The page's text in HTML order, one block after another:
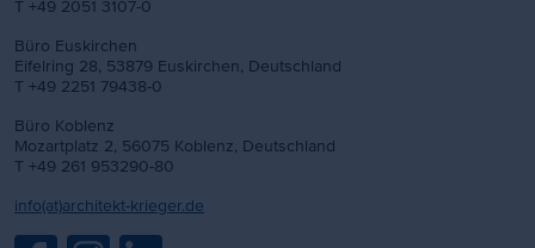
T +49 2051 3107-0
Büro Euskirchen
Eifelring 28, 53879 Euskirchen, Deutschland
T +49 2251 79438-0
Büro Koblenz
Mozartplatz 2, 56075 Koblenz, Deutschland
T +49 261 953290-80
info(at)architekt-krieger.de